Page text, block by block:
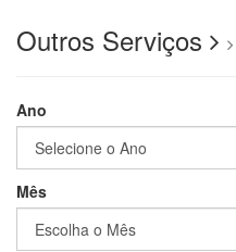
Outros Serviços
Ano
Mês